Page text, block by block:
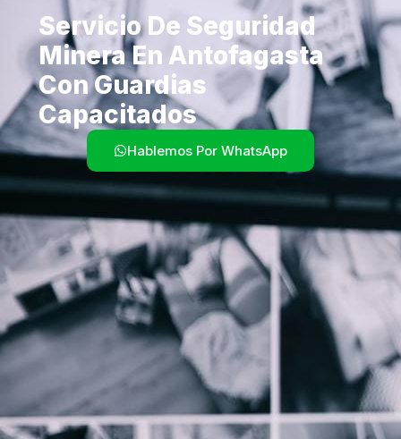
Servicio De Seguridad
Minera En Antofagasta
Con Guardias
Capacitados
Hablemos Por WhatsApp